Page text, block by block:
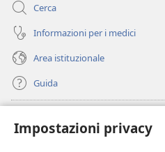
Impostazioni privacy
Cerca
Informazioni per i medici
Area istituzionale
Guida
(apre
una